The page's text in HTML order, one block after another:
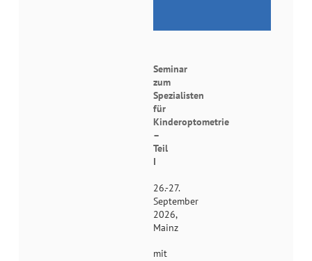
Seminar
zum
Spezialisten
für
Kinderoptometrie
–
Teil
I
26.-27.
September
2026,
Mainz
mit